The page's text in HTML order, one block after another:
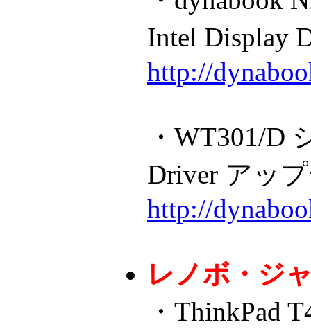
Intel Display
http://
・WT301/D
Driver アッ
http://
レノボ・ジ
・ThinkPad